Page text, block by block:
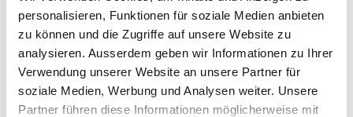
personalisieren, Funktionen für soziale Medien anbieten
zu können und die Zugriffe auf unsere Website zu
analysieren. Ausserdem geben wir Informationen zu Ihrer
Verwendung unserer Website an unsere Partner für
soziale Medien, Werbung und Analysen weiter. Unsere
Partner führen diese Informationen möglicherweise mit
© die developer Cadman | Bürogebäude
Fourty Four in Düsseldorf
© FMG Dr. Werner Hennies | Flughafen
Muenchen